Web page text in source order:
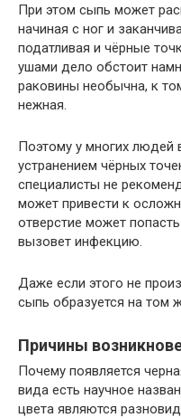
При этом сыпь может
начиная с ног и
податливая и чёрные
ушами дело обстоит
раковины необычна, к
нежная.
Поэтому у многих людей
устранением чёрных
специалисты не
может привести к
отверстие может
вызовет инфекцию.
Даже если этого не
сыпь образуется на том
Причины
Почему появляется
вида есть научное
цвета являются